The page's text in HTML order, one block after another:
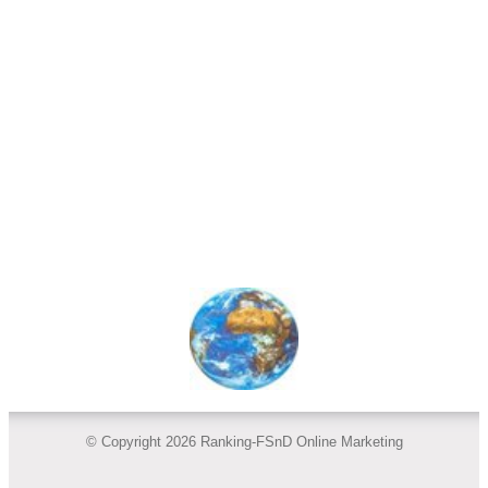
© Copyright 2026 Ranking-FSnD Online Marketing